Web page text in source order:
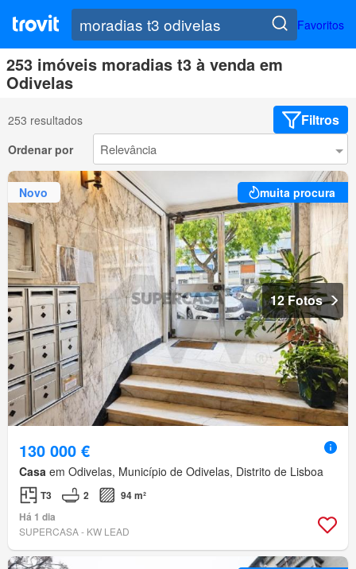
Favoritos
253 imóveis moradias t3 à venda em
Odivelas
253 resultados Filtros
Ordenar por
Novo muita procura
12 Fotos
130 000 €
Casa em Odivelas, Município de Odivelas, Distrito de Lisboa
T3 2
94 m²
Há 1 dia
SUPERCASA - KW LEAD